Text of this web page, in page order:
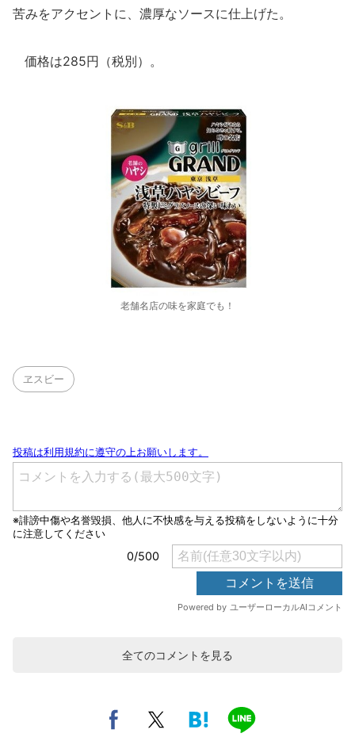
苦みをアクセントに、濃厚なソースに仕上げた。
価格は285円（税別）。
老舗名店の味を家庭でも！
ヱスビー
全てのコメントを見る